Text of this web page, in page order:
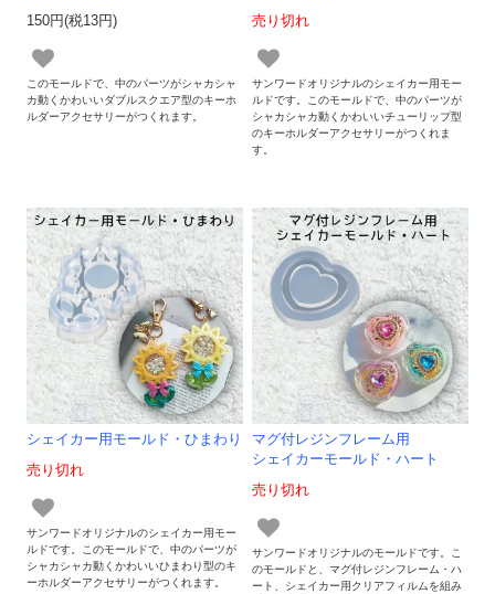
150円(税13円)
このモールドで、中のパーツがシャカシャ
カ動くかわいいダブルスクエア型のキーホ
ルダーアクセサリーがつくれます。
売り切れ
サンワードオリジナルのシェイカー用モー
ルドです。このモールドで、中のパーツが
シャカシャカ動くかわいいチューリップ型
のキーホルダーアクセサリーがつくれま
す。
シェイカー用モールド・ひまわり
売り切れ
サンワードオリジナルのシェイカー用モー
ルドです。このモールドで、中のパーツが
シャカシャカ動くかわいいひまわり型のキ
ーホルダーアクセサリーがつくれます。
マグ付レジンフレーム用
シェイカーモールド・ハート
売り切れ
サンワードオリジナルのモールドです。こ
のモールドと、マグ付レジンフレーム・ハ
ート、シェイカー用クリアフィルムを組み